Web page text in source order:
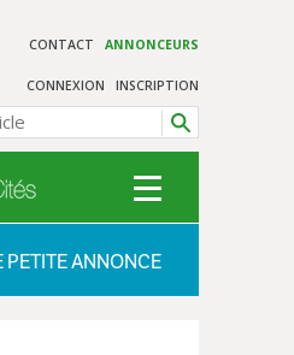
CONTACT ANNONCEURS
CONNEXION INSCRIPTION
PETITE ANNONCE